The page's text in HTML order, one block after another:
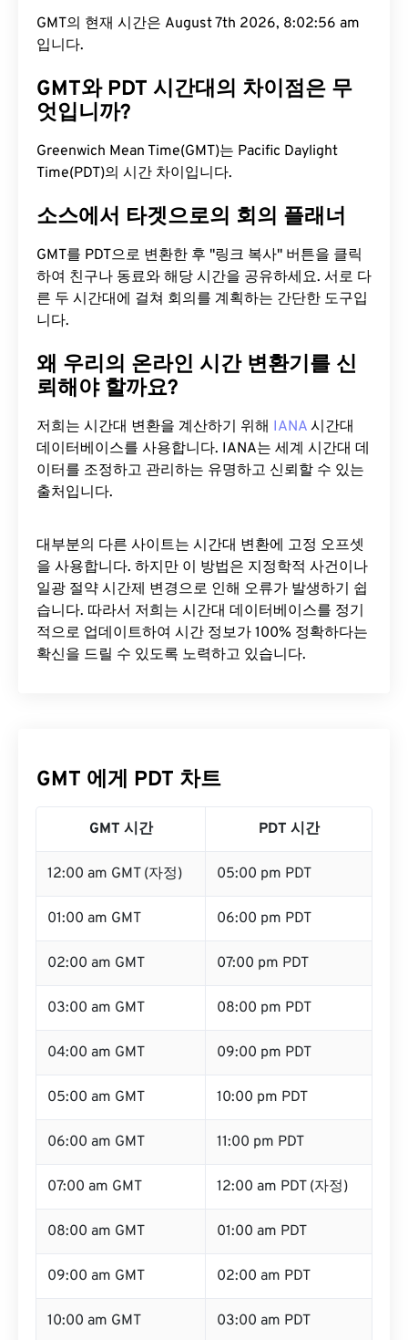
GMT의 현재 시간은 August 7th 2026, 8:02:57 am입
니다.
GMT와 PDT 시간대의 차이점은 무
엇입니까?
Greenwich Mean Time(GMT)는 Pacific Daylight
Time(PDT)의 시간 차이입니다.
소스에서 타겟으로의 회의 플래너
GMT를 PDT으로 변환한 후 "링크 복사" 버튼을 클릭
하여 친구나 동료와 해당 시간을 공유하세요. 서로 다
른 두 시간대에 걸쳐 회의를 계획하는 간단한 도구입
니다.
왜 우리의 온라인 시간 변환기를 신
뢰해야 할까요?
저희는 시간대 변환을 계산하기 위해 IANA 시간대
데이터베이스를 사용합니다. IANA는 세계 시간대 데
이터를 조정하고 관리하는 유명하고 신뢰할 수 있는
출처입니다.
대부분의 다른 사이트는 시간대 변환에 ​​고정 오프셋
을 사용합니다. 하지만 이 방법은 지정학적 사건이나
일광 절약 시간제 변경으로 인해 오류가 발생하기 쉽
습니다. 따라서 저희는 시간대 데이터베이스를 정기
적으로 업데이트하여 시간 정보가 100% 정확하다는
확신을 드릴 수 있도록 노력하고 있습니다.
GMT 에게 PDT 차트
GMT 시간 PDT 시간
12:00 am GMT (자정) 05:00 pm PDT
01:00 am GMT 06:00 pm PDT
02:00 am GMT 07:00 pm PDT
03:00 am GMT 08:00 pm PDT
04:00 am GMT 09:00 pm PDT
05:00 am GMT 10:00 pm PDT
06:00 am GMT 11:00 pm PDT
07:00 am GMT 12:00 am PDT (자정)
08:00 am GMT 01:00 am PDT
09:00 am GMT 02:00 am PDT
10:00 am GMT 03:00 am PDT